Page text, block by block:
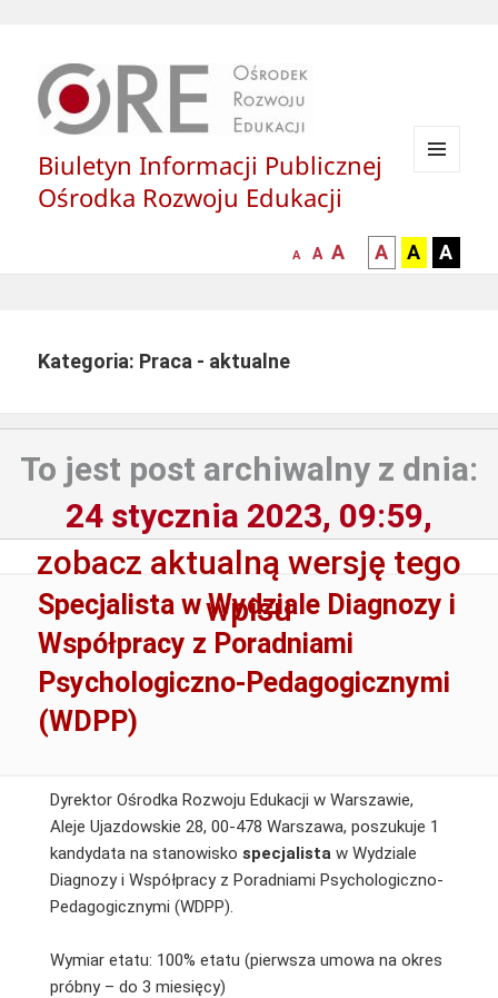
Biuletyn Informacji Publicznej
Ośrodka Rozwoju Edukacji
mniejsza
A
normalna
A
większa-
czcionka
A
kontrast
czarny
A
kontrast
czarny
A
żółty
A
Kategoria: Praca - aktualne
To jest post archiwalny z dnia:
24 stycznia 2023, 09:59,
zobacz aktualną wersję tego
wpisu
Specjalista w Wydziale Diagnozy i
Współpracy z Poradniami
Psychologiczno-Pedagogicznymi
(WDPP)
Dyrektor Ośrodka Rozwoju Edukacji w Warszawie,
Aleje Ujazdowskie 28, 00-478 Warszawa, poszukuje 1
kandydata na stanowisko specjalista w Wydziale
Diagnozy i Współpracy z Poradniami Psychologiczno-
Pedagogicznymi (WDPP).
Wymiar etatu: 100% etatu (pierwsza umowa na okres
próbny – do 3 miesięcy)